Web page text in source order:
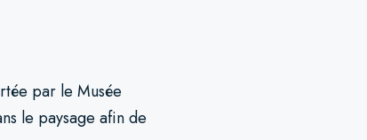
par le Musée
le paysage afin de